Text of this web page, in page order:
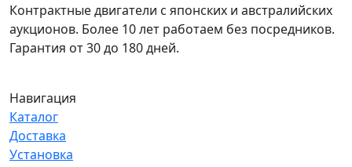
Контрактные двигатели с японских и австралийских
аукционов. Более 10 лет работаем без посредников.
Гарантия от 30 до 180 дней.
Навигация
Каталог
Доставка
Установка